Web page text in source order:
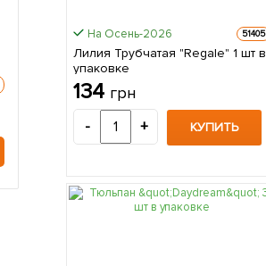
На Осень-2026 51405
Лилия Трубчатая "Regale" 1 шт в
упаковке
134 грн
- + КУПИТЬ